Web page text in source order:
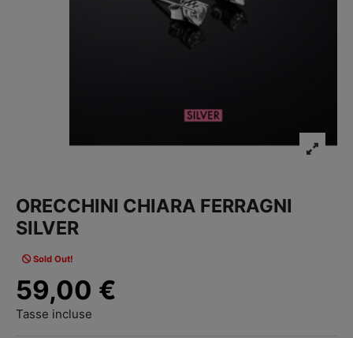
ORECCHINI CHIARA FERRAGNI
SILVER
Sold Out!
59,00 €
Tasse incluse